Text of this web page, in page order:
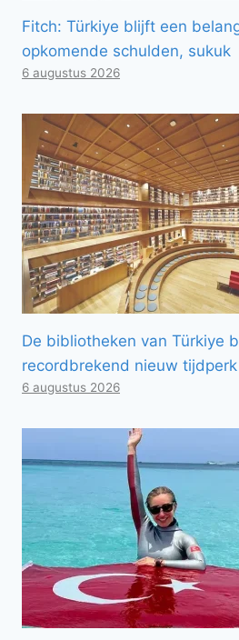
Fitch: Türkiye blijft een
opkomende schulden, sukuk
6 augustus 2026
De bibliotheken van Türkiye
recordbrekend nieuw tijdperk
6 augustus 2026